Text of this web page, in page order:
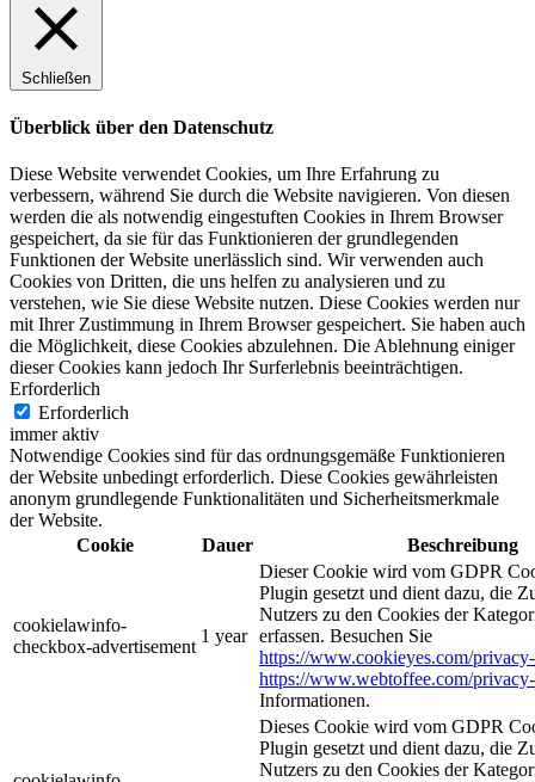
Schließen
Überblick über den Datenschutz
Diese Website verwendet Cookies, um Ihre Erfahrung zu
verbessern, während Sie durch die Website navigieren. Von diesen
werden die als notwendig eingestuften Cookies in Ihrem Browser
gespeichert, da sie für das Funktionieren der grundlegenden
Funktionen der Website unerlässlich sind. Wir verwenden auch
Cookies von Dritten, die uns helfen zu analysieren und zu
verstehen, wie Sie diese Website nutzen. Diese Cookies werden nur
mit Ihrer Zustimmung in Ihrem Browser gespeichert. Sie haben auch
die Möglichkeit, diese Cookies abzulehnen. Die Ablehnung einiger
dieser Cookies kann jedoch Ihr Surferlebnis beeinträchtigen.
Erforderlich
Erforderlich
immer aktiv
Notwendige Cookies sind für das ordnungsgemäße Funktionieren
der Website unbedingt erforderlich. Diese Cookies gewährleisten
anonym grundlegende Funktionalitäten und Sicherheitsmerkmale
der Website.
Cookie
Dauer Beschreibung
cookielawinfo-
checkbox-advertisement
1 year
Dieser Cookie wird vom GDPR
Plugin gesetzt und dient dazu, die
Nutzers zu den Cookies der
erfassen. Besuchen Sie
https://www.cookieyes.com/
https://www.webtoffee.com/
Informationen.
Dieses Cookie wird vom GDPR
Plugin gesetzt und dient dazu, die
Nutzers zu den Cookies der